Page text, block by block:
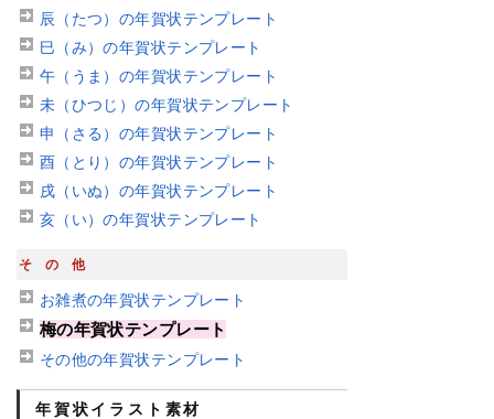
辰（たつ）の年賀状テンプレート
巳（み）の年賀状テンプレート
午（うま）の年賀状テンプレート
未（ひつじ）の年賀状テンプレート
申（さる）の年賀状テンプレート
酉（とり）の年賀状テンプレート
戌（いぬ）の年賀状テンプレート
亥（い）の年賀状テンプレート
その他
お雑煮の年賀状テンプレート
梅の年賀状テンプレート
その他の年賀状テンプレート
年賀状イラスト素材